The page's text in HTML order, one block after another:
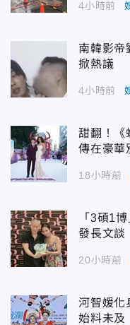
4小時前
南韓影
掀熱議
4小時前
甜翻！
傳在豪華
18小時前
「3碩1
發長文談
20小時前
河智媛化
始料未及